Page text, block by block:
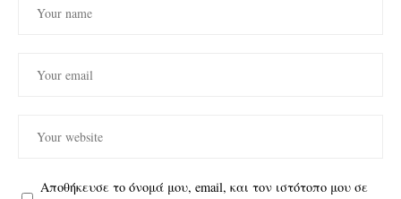
Αποθήκευσε το όνομά μου, email, και τον ιστότοπο μου σε